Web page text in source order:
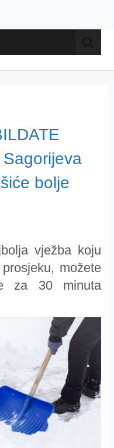
bolje
vježba koju
možete
za 30 minuta